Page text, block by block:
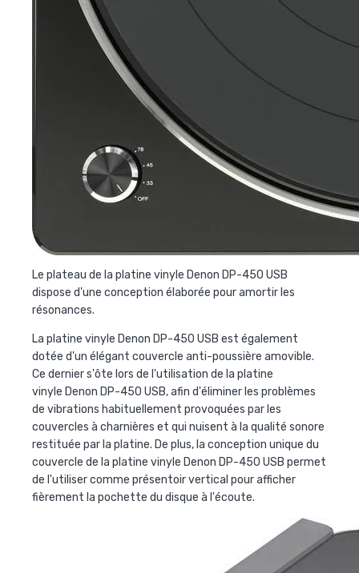
Le plateau de la platine vinyle Denon DP-450 USB
dispose d'une conception élaborée pour amortir les
résonances.
La platine vinyle Denon DP-450 USB est également
dotée d'un élégant couvercle anti-poussière amovible.
Ce dernier s'ôte lors de l'utilisation de la platine
vinyle Denon DP-450 USB, afin d'éliminer les problèmes
de vibrations habituellement provoquées par les
couvercles à charnières et qui nuisent à la qualité sonore
restituée par la platine. De plus, la conception unique du
couvercle de la platine vinyle Denon DP-450 USB permet
de l'utiliser comme présentoir vertical pour afficher
fièrement la pochette du disque à l'écoute.